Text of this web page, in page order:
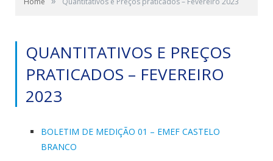
QUANTITATIVOS E PREÇOS
PRATICADOS – FEVEREIRO
2023
BOLETIM DE MEDIÇÃO 01 – EMEF CASTELO
BRANCO